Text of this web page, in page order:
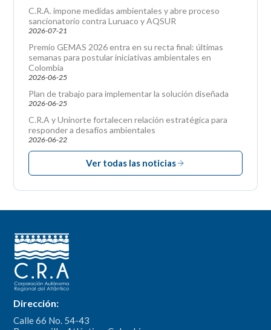
C.R.A. impone medidas ambientales y abre proceso
sancionatorio contra Luruaco y AQSUR
2026-07-21
Premio GEMAS 2026 entra en su recta final: últimas
semanas para postular iniciativas ambientales en
Colombia
2026-06-25
Plan de trabajo para implementar la solución diseñada
2026-06-25
C.R.A y Uninorte fortalecen relación estratégica para
responder a desafíos ambientales
2026-06-22
Ver todas las noticias
Dirección:
Calle 66 No. 54-43